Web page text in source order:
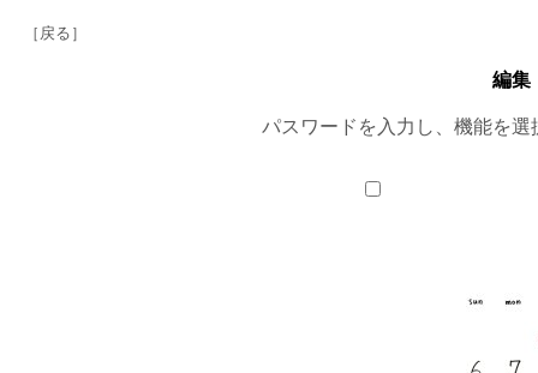
［戻る］
編集
パスワードを入力し、機能を